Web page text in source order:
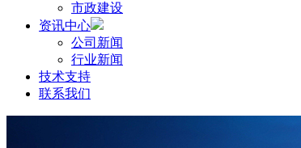
市政建设
资讯中心
公司新闻
行业新闻
技术支持
联系我们